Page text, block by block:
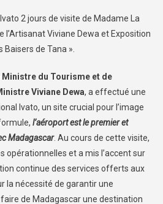
2 jours de visite de Madame La
l’Artisanat Viviane Dewa et Exposition
Baisers de Tana ».
Ministre du Tourisme et de
Viviane Dewa, a effectué une
Ivato, un site crucial pour l’image
l’aéroport est le premier et
Madagascar. Au cours de cette visite,
opérationnelles et a mis l’accent sur
continue des services offerts aux
la nécessité de garantir une
de Madagascar une destination